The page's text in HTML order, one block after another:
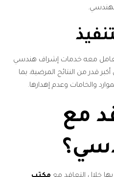
معه خدمات إشراف هندسي
قدر من النتائج المرضية، بما
والخامات وعدم إهدارها.
مع